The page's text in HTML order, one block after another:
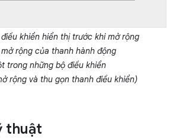
điều khiển hiển thị trước khi mở rộng
mở rộng của thanh hành động
trong những bộ điều khiển
rộng và thu gọn thanh điều khiển)
thuật